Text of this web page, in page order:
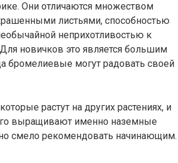
Они отличаются множеством
листьями, способностью
неприхотливостью к
новичков это является большим
бромелиевые могут радовать своей
растут на других растениях, и
выращивают именно наземные
смело рекомендовать начинающим.